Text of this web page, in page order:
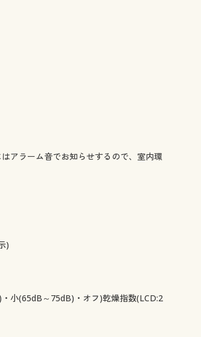
アラーム音でお知らせするので、室内環
)
小(65dB～75dB)・オフ)乾燥指数(LCD:2